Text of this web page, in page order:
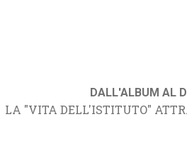
DALL'ALBUM AL
LA "VITA DELL'ISTITUTO"